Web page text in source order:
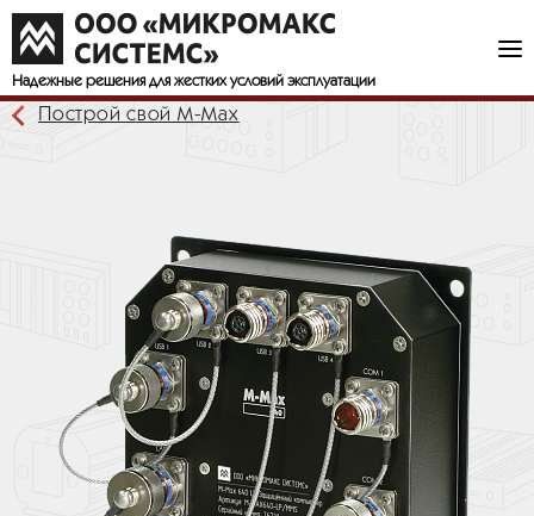
Надежные решения для жестких условий эксплуатации
Построй свой М-Мах